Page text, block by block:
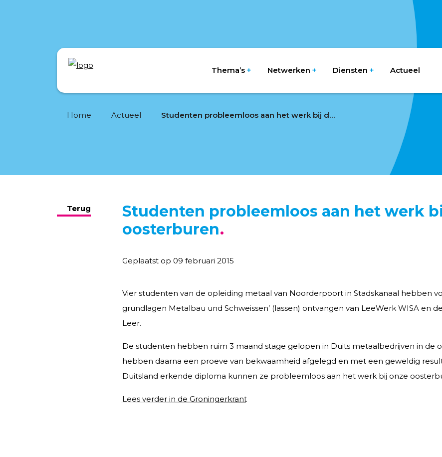
Thema’s Netwerken Diensten Actueel
Home Actueel Studenten probleemloos aan het werk bij de oosterburen
Terug
Studenten probleemloos aan het werk
oosterburen
Geplaatst op 09 februari 2015
Vier studenten van de opleiding metaal van Noorderpoort in Stadskanaal hebben
grundlagen Metalbau und Schweissen’ (lassen) ontvangen van LeeWerk WISA en
Leer.
De studenten hebben ruim 3 maand stage gelopen in Duits metaalbedrijven in de
hebben daarna een proeve van bekwaamheid afgelegd en met een geweldig
Duitsland erkende diploma kunnen ze probleemloos aan het werk bij onze
Lees verder in de Groningerkrant